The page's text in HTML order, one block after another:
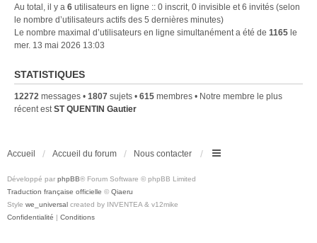
Au total, il y a 6 utilisateurs en ligne :: 0 inscrit, 0 invisible et 6 invités (selon
le nombre d’utilisateurs actifs des 5 dernières minutes)
Le nombre maximal d’utilisateurs en ligne simultanément a été de 1165 le
mer. 13 mai 2026 13:03
STATISTIQUES
12272 messages • 1807 sujets • 615 membres • Notre membre le plus
récent est ST QUENTIN Gautier
Accueil Accueil du forum Nous contacter
Développé par phpBB® Forum Software © phpBB Limited
Traduction française officielle © Qiaeru
Style we_universal created by INVENTEA & v12mike
Confidentialité | Conditions